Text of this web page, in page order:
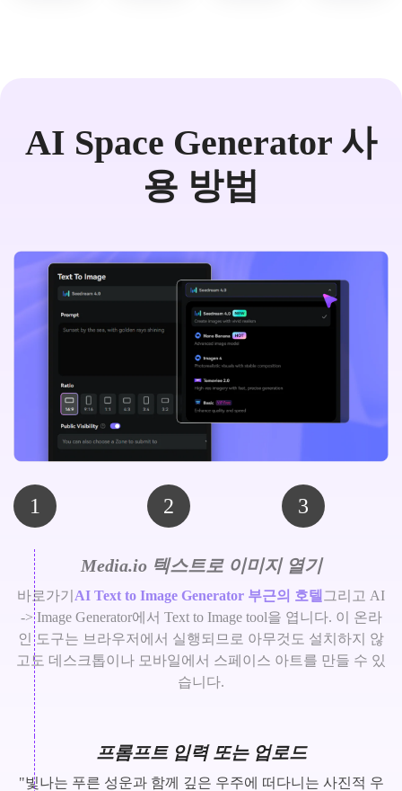
AI Space Generator 사
용 방법
1 2 3
Media.io 텍스트로 이미지 열기
바로가기 AI Text to Image Generator 부근의 호텔 그리고 AI
-> Image Generator에서 Text to Image tool을 엽니다. 이 온라
인 도구는 브라우저에서 실행되므로 아무것도 설치하지 않
고도 데스크톱이나 모바일에서 스페이스 아트를 만들 수 있
습니다.
프롬프트 입력 또는 업로드
"빛나는 푸른 성운과 함께 깊은 우주에 떠다니는 사진적 우